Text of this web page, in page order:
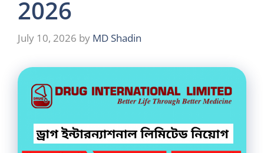
2026
July 10, 2026 by MD Shadin